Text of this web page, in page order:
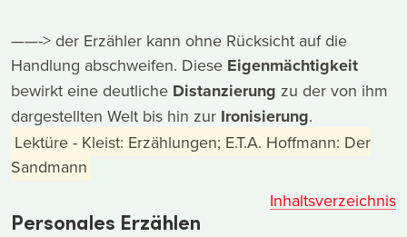
——-> der Erzähler kann ohne Rücksicht auf die
Handlung abschweifen. Diese Eigenmächtigkeit
bewirkt eine deutliche Distanzierung zu der von ihm
dargestellten Welt bis hin zur Ironisierung.
Lektüre - Kleist: Erzählungen; E.T.A. Hoffmann: Der
Sandmann
Inhaltsverzeichnis
Personales Erzählen